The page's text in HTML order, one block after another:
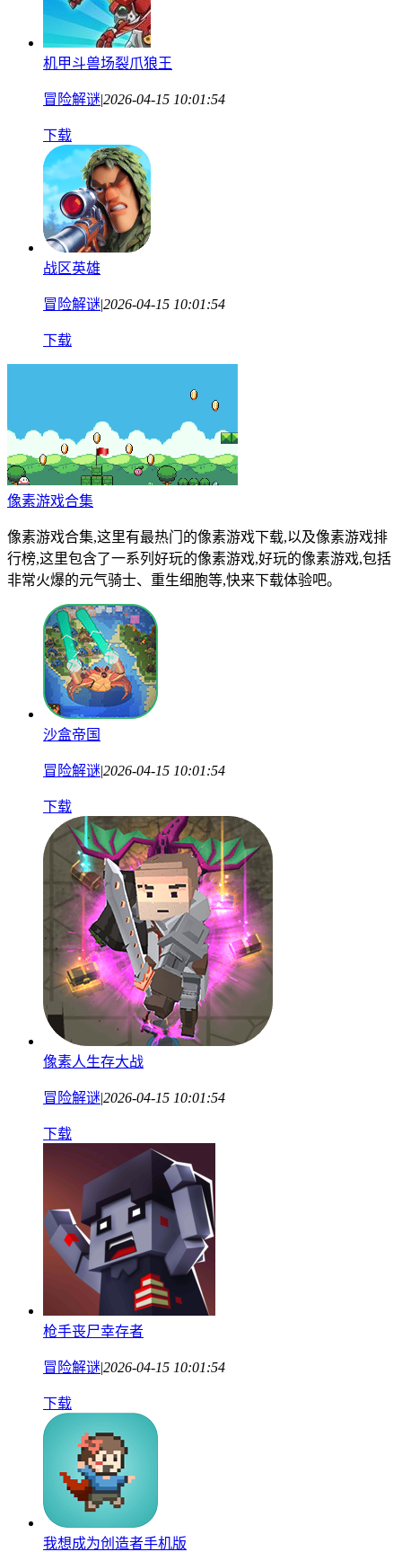
机甲斗兽场裂爪狼王
冒险解谜|2026-04-15 10:01:54
下载
战区英雄
冒险解谜|2026-04-15 10:01:54
下载
像素游戏合集
像素游戏合集,这里有最热门的像素游戏下载,以及像素游戏排
行榜,这里包含了一系列好玩的像素游戏,好玩的像素游戏,包括
非常火爆的元气骑士、重生细胞等,快来下载体验吧。
沙盒帝国
冒险解谜|2026-04-15 10:01:54
下载
像素人生存大战
冒险解谜|2026-04-15 10:01:54
下载
枪手丧尸幸存者
冒险解谜|2026-04-15 10:01:54
下载
我想成为创造者手机版